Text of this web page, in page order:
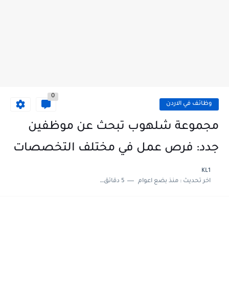
وظائف في الاردن
0
مجموعة شلهوب تبحث عن موظفين
جدد: فرص عمل في مختلف التخصصات
KL1
اخر تحديث :منذ بضع اعوام 5 دقائق للقراءة